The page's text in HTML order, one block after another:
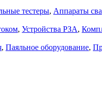
тестеры, Аппараты
, Устройства РЗА,
, Паяльное оборудование,